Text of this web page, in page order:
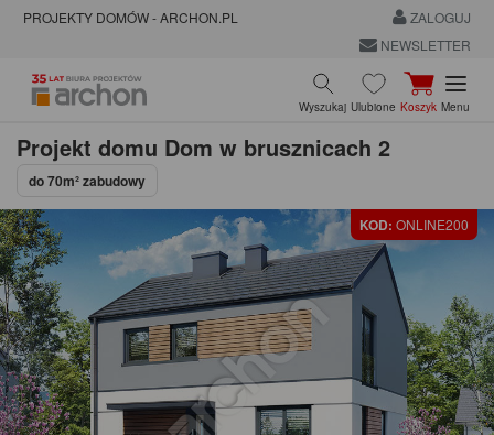
PROJEKTY DOMÓW - ARCHON.PL
ZALOGUJ
NEWSLETTER
Wyszukaj Ulubione Koszyk Menu
Projekt domu Dom w brusznicach 2
do 70m² zabudowy
KOD: ONLINE200